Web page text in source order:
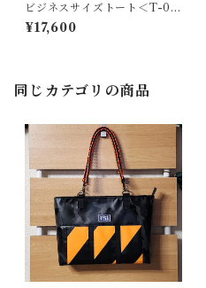
ビジネスサイズトート＜T-02
19＞
¥17,600
同じカテゴリの商品